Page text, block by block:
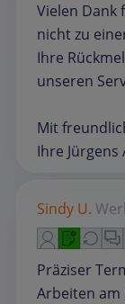
Vielen Dank
nicht zu
Ihre
unseren
Mit
Ihre
Sindy U.
Präziser
Arbeiten am